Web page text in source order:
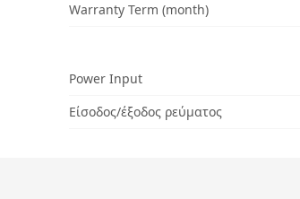
Warranty Term (month)
Power Input
Είσοδος/έξοδος ρεύματος